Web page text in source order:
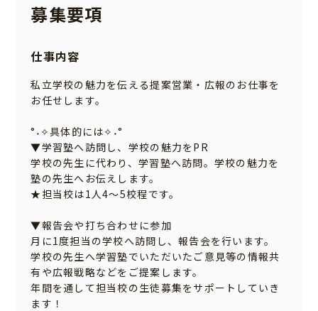
募集要項
仕事内容
私立学校の魅力を伝える提案営業・広報のお仕事を
お任せします。
°˖✧具体的には✧˖°
▼学習塾へ訪問し、学校の魅力をPR
学校の先生に代わり、学習塾へ訪問。学校の魅力を
塾の先生へお伝えします。
★担当校は1人4～5校程です。
▼報告会や打ち合わせに参加
月に1度担当の学校へ訪問し、報告会を行います。
学校の先生へ学習塾でいただいたご意見等の情報共
有や広報戦略などをご提案します。
年間を通して担当校の生徒募集をサポートしていき
ます！